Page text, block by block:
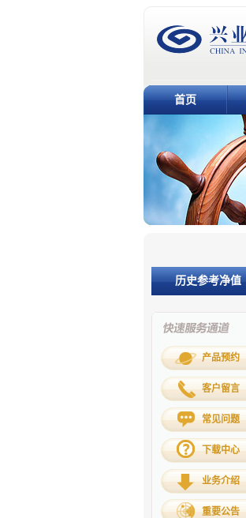
首页
历史参考净值
产品预约
客户留言
常见问题
下载中心
业务介绍
重要公告